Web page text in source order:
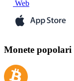
Web
Monete